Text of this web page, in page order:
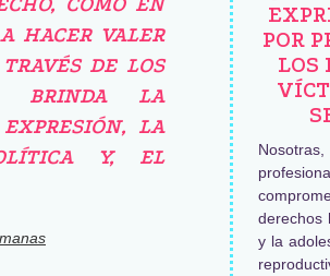
HACER VALER
DE LOS
BRINDA LA
LA
Y, EL
POR
LOS
derechos
y la